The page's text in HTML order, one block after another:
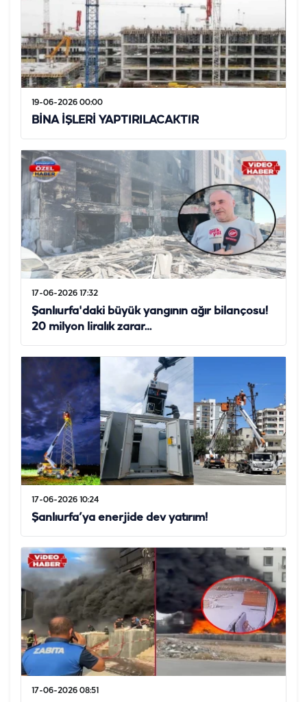
19-06-2026 00:00
BİNA İŞLERİ YAPTIRILACAKTIR
17-06-2026 17:32
Şanlıurfa'daki büyük yangının ağır bilançosu!
20 milyon liralık zarar…
17-06-2026 10:24
Şanlıurfa’ya enerjide dev yatırım!
17-06-2026 08:51